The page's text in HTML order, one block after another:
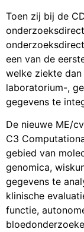
Toen zij bij de
een van de
welke ziekte
laboratorium-,
gegevens te
De nieuwe ME/
C3
gebied van
genomica,
gegevens te
klinische
functie,